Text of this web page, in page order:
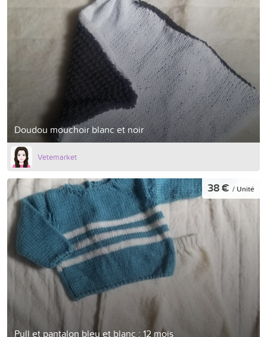
Doudou mouchoir blanc et noir
Vetemarket
Pull et pantalon bleu et blanc : 12 mois
38 € / Unité